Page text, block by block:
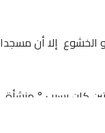
و الخشوع إلا أن مسجدا
كان بسبب ° منشأة